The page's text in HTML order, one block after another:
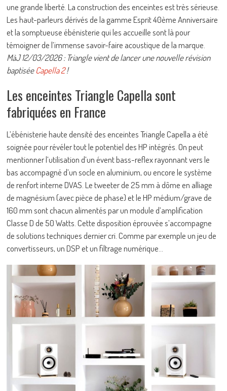
une grande liberté. La construction des enceintes est très sérieuse.
Les haut-parleurs dérivés de la gamme Esprit 40ème Anniversaire
et la somptueuse ébénisterie qui les accueille sont là pour
témoigner de l’immense savoir-faire acoustique de la marque.
MàJ 12/03/2026 : Triangle vient de lancer une nouvelle révision
baptiséeCapella 2!
Les enceintes Triangle Capella sont
fabriquées en France
L’ébénisterie haute densité des enceintes Triangle Capella a été
soignée pour révéler tout le potentiel des HP intégrés. On peut
mentionner l’utilisation d’un évent bass-reflex rayonnant vers le
bas accompagné d’un socle en aluminium, ou encore le système
de renfort interne DVAS. Le tweeter de 25 mm à dôme en alliage
de magnésium (avec pièce de phase) et le HP médium/grave de
160 mm sont chacun alimentés par un module d’amplification
Classe D de 50 Watts. Cette disposition éprouvée s’accompagne
de solutions techniques dernier cri. Comme par exemple un jeu de
convertisseurs, un DSP et un filtrage numérique…